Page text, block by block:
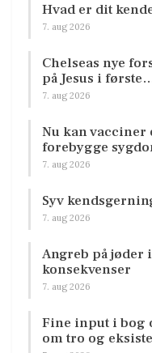
Hvad er dit
7. aug 2026
Chelseas nye
på Jesus i
7. aug 2026
Nu kan
forebygge
7. aug 2026
Syv
7. aug 2026
Angreb på jøder
konsekvenser
7. aug 2026
Fine input i bog
om tro og